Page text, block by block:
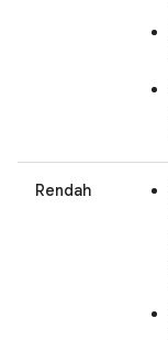
Rendah